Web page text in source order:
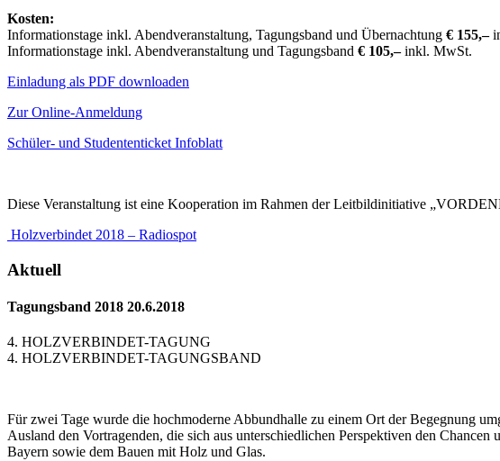
Kosten:
Informationstage inkl. Abendveranstaltung, Tagungsband und Übernachtung € 155,–
Informationstage inkl. Abendveranstaltung und Tagungsband € 105,–inkl. MwSt.
Einladung als PDF downloaden
Zur Online-Anmeldung
Schüler- und Studententicket Infoblatt
Diese Veranstaltung ist eine Kooperation im Rahmen der Leitbildinitiative
Holzverbindet 2018 – Radiospot
Aktuell
Tagungsband 2018 20.6.2018
4. HOLZVERBINDET-TAGUNG
4. HOLZVERBINDET-TAGUNGSBAND
Für zwei Tage wurde die hochmoderne Abbundhalle zu einem Ort der Begegnung
Ausland den Vortragenden, die sich aus unterschiedlichen Perspektiven den
Bayern sowie dem Bauen mit Holz und Glas.